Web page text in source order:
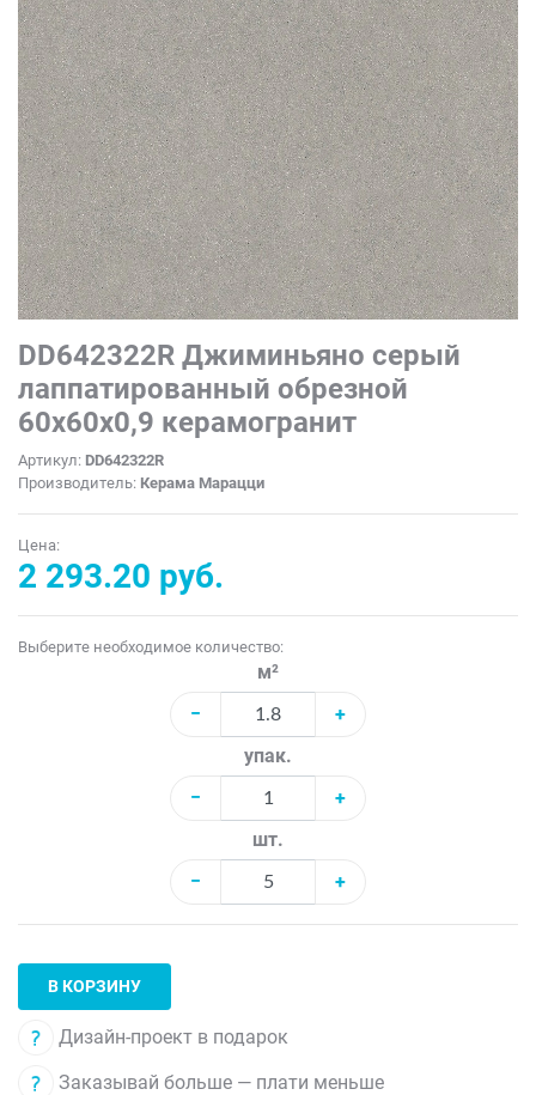
DD642322R Джиминьяно серый
лаппатированный обрезной
60х60x0,9 керамогранит
Артикул: DD642322R
Производитель: Керама Марацци
Цена:
2 293.20 руб.
Выберите необходимое количество:
м²
−
+
упак.
−
+
шт.
−
+
В КОРЗИНУ
Дизайн-проект в подарок
Заказывай больше — плати меньше